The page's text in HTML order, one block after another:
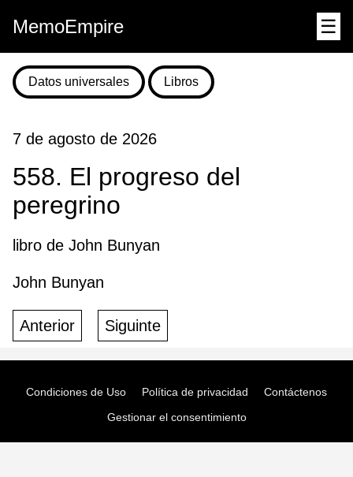
MemoEmpire ☰
Datos universales Libros
7 de agosto de 2026
558. El progreso del
peregrino
libro de John Bunyan
John Bunyan
Anterior Siguinte
Condiciones de Uso Política de privacidad
Contáctenos
Gestionar el consentimiento